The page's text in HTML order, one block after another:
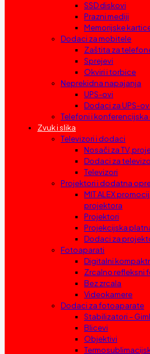
SSD diskovi
Prazni mediji
Memorijske
Dodaci za mobitele
Zaštita za
Sprejevi
Okviri i torbice
Neprekidna napajanja
UPS-ovi
Dodaci za UPS-
Telefoni i konferencijska
Zvuk i slika
Televizori i dodaci
Nosači za TV,
Dodaci za
Televizori
Projektori i dodatna
MIT ALEX
projektora
Projektori
Projekcijska
Dodaci za
Fotoaparati
Digitalni
Zrcalno refleksni
Bez zrcala
Videokamere
Dodaci za fotoaparate
Stabilizatori –
Blicevi
Objektivi